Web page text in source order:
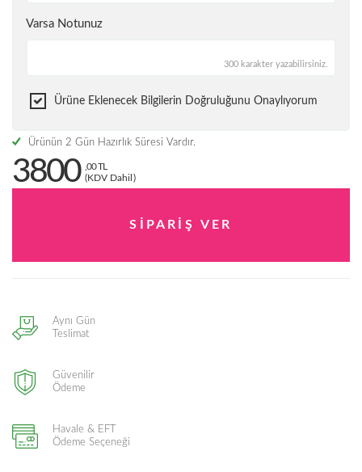
Varsa Notunuz
300 karakter yazabilirsiniz.
Ürüne Eklenecek Bilgilerin Doğruluğunu Onaylıyorum
Ürünün 2 Gün Hazırlık Süresi Vardır.
3800
,00 TL
(KDV Dahil)
Aynı Gün
Teslimat
Güvenilir
Ödeme
Havale & EFT
Ödeme Seçeneği